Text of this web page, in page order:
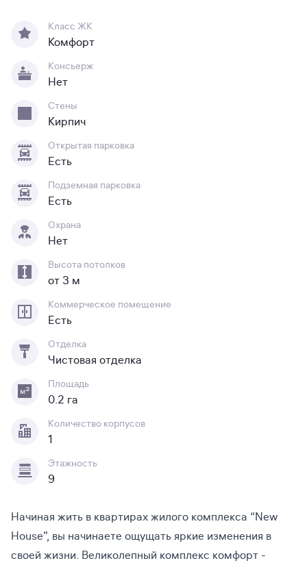
Класс ЖК
Комфорт
Консьерж
Нет
Стены
Кирпич
Открытая парковка
Есть
Подземная парковка
Есть
Охрана
Нет
Высота потолков
от 3 м
Коммерческое помещение
Есть
Отделка
Чистовая отделка
Площадь
0.2 га
Количество корпусов
1
Этажность
9
Начиная жить в квартирах жилого комплекса “New
House”, вы начинаете ощущать яркие изменения в
своей жизни. Великолепный комплекс комфорт -